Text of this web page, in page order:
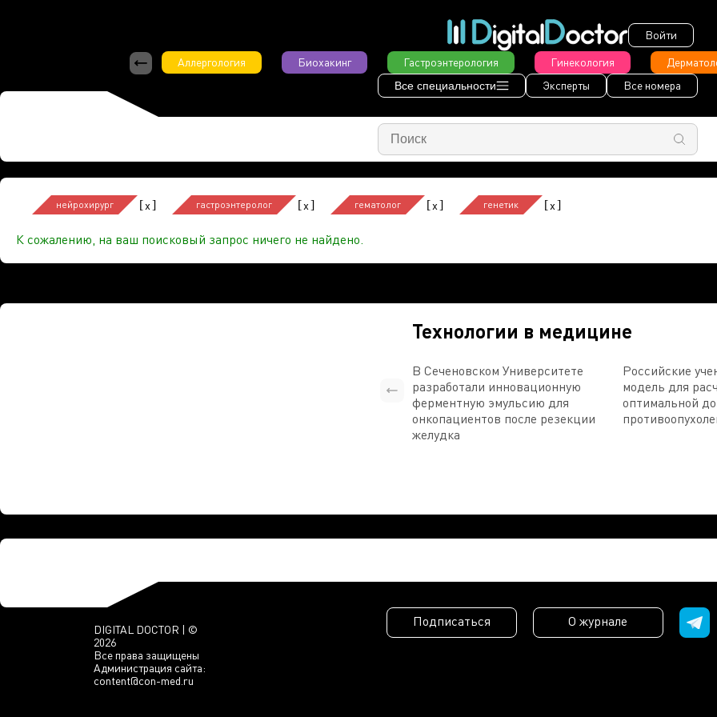
Войти
Аллергология
Биохакинг Гастроэнтерология Гинекология
Все специальности Эксперты Все номера
нейрохирург [x] гастроэнтеролог [x] гематолог [x] генетик [x]
К сожалению, на ваш поисковый запрос ничего не найдено.
Технологии в медицине
В Сеченовском Университете
разработали инновационную
ферментную эмульсию для
онкопациентов после резекции
желудка
Российские
модель для
оптимальной
DIGITAL DOCTOR | ©
2026
Все права защищены
Администрация сайта:
content@con-med.ru
Подписаться О журнале